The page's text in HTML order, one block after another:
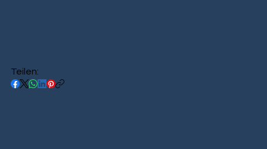
Teilen: